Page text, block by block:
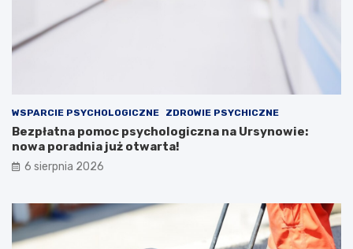
WSPARCIE PSYCHOLOGICZNE ZDROWIE PSYCHICZNE
Bezpłatna pomoc psychologiczna na Ursynowie:
nowa poradnia już otwarta!
6 sierpnia 2026